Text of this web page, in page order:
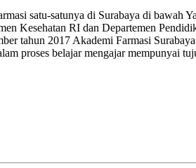
satu-satunya di Surabaya di bawah
Kesehatan RI dan Departemen
tahun 2017 Akademi Farmasi
proses belajar mengajar mempunyai